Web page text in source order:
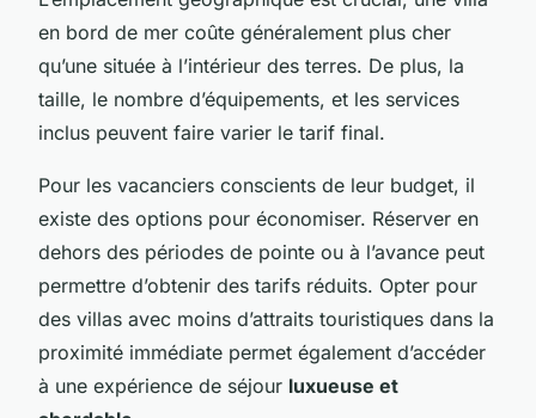
en bord de mer coûte généralement plus cher
qu’une située à l’intérieur des terres. De plus, la
taille, le nombre d’équipements, et les services
inclus peuvent faire varier le tarif final.
Pour les vacanciers conscients de leur budget, il
existe des options pour économiser. Réserver en
dehors des périodes de pointe ou à l’avance peut
permettre d’obtenir des tarifs réduits. Opter pour
des villas avec moins d’attraits touristiques dans la
proximité immédiate permet également d’accéder
à une expérience de séjour luxueuse et